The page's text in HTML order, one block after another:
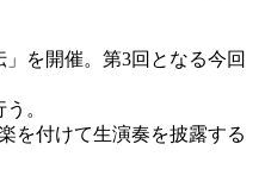
を開催。第3回となる今回
。
を付けて生演奏を披露する